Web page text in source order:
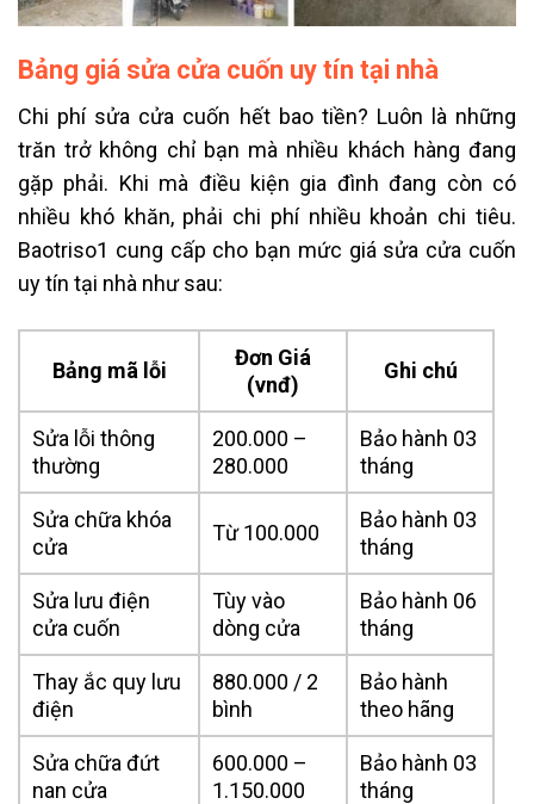
Bảng giá sửa cửa cuốn uy tín tại nhà
Chi phí sửa cửa cuốn hết bao tiền? Luôn là những
trăn trở không chỉ bạn mà nhiều khách hàng đang
gặp phải. Khi mà điều kiện gia đình đang còn có
nhiều khó khăn, phải chi phí nhiều khoản chi tiêu.
Baotriso1 cung cấp cho bạn mức giá sửa cửa cuốn
uy tín tại nhà như sau:
Bảng mã lỗi
Đơn Giá
(vnđ)
Ghi chú
Sửa lỗi thông
thường
200.000 –
280.000
Bảo hành 03
tháng
Sửa chữa khóa
cửa
Từ 100.000
Bảo hành 03
tháng
Sửa lưu điện
cửa cuốn
Tùy vào
dòng cửa
Bảo hành 06
tháng
Thay ắc quy lưu
điện
880.000 / 2
bình
Bảo hành
theo hãng
Sửa chữa đứt
nan cửa
600.000 –
1.150.000
Bảo hành 03
tháng